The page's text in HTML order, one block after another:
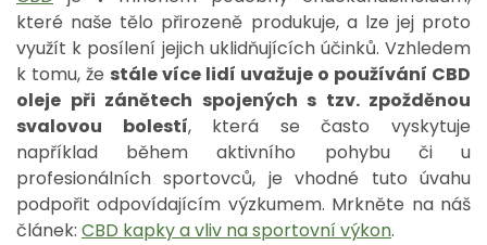
které naše tělo přirozeně produkuje, a lze jej proto
využít k posílení jejich uklidňujících účinků. Vzhledem
k tomu, že stále více lidí uvažuje o používání CBD
oleje při zánětech spojených s tzv. zpožděnou
svalovou bolestí, která se často vyskytuje
například během aktivního pohybu či u
profesionálních sportovců, je vhodné tuto úvahu
podpořit odpovídajícím výzkumem. Mrkněte na náš
článek: CBD kapky a vliv na sportovní výkon.